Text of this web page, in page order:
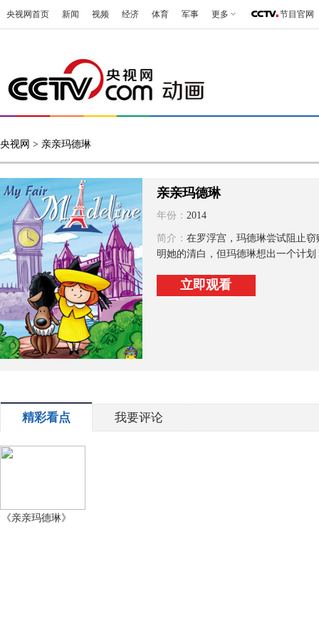
央视网首页 新闻 视频 经济 体育 军事 更多 节目官网
央视网 > 亲亲玛德琳
亲亲玛德琳
年份： 2014
简介： 在罗浮宫，玛德琳尝试阻止
明她的清白，但玛德琳想出一个计
立即观看
精彩看点 我要评论
《亲亲玛德琳》